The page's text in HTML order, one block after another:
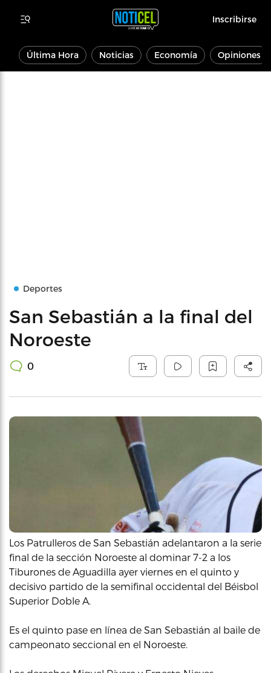
Inscribirse
Última Hora Noticias Economía Opiniones
Deportes
San Sebastián a la final del
Noroeste
0
Los Patrulleros de San Sebastián adelantaron a la serie
final de la sección Noroeste al dominar 7-2 a los
Tiburones de Aguadilla ayer viernes en el quinto y
decisivo partido de la semifinal occidental del Béisbol
Superior Doble A.
Es el quinto pase en línea de San Sebastián al baile de
campeonato seccional en el Noroeste.